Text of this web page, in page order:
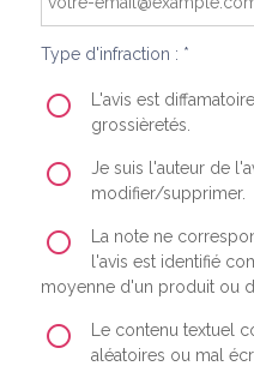
Type d'infraction : *
L'avis est
grossièretés.
Je suis l'auteur de
modifier/supprimer.
La note ne
l'avis est identifié
moyenne d'un produit ou
Le contenu textuel
aléatoires ou mal